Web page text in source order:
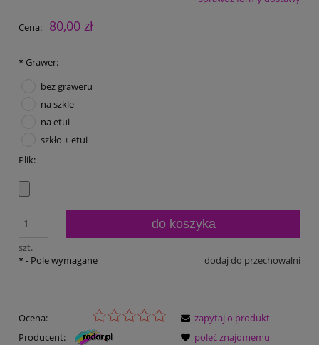
Cena: 80,00 zł
* Grawer:
bez graweru
na szkle
na etui
szkło + etui
Plik:
szt.
do koszyka
dodaj do przechowalni
*- Pole wymagane
Ocena:
Producent:
zapytaj o produkt
poleć znajomemu